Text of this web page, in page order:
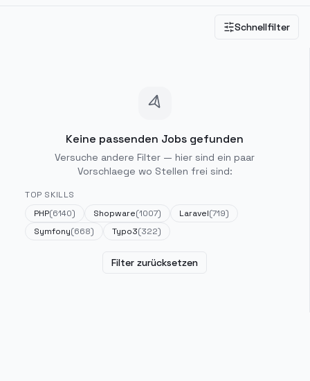
Schnellfilter
Keine passenden Jobs gefunden
Versuche andere Filter — hier sind ein paar
Vorschlaege wo Stellen frei sind:
TOP SKILLS
PHP(6140) Shopware(1007) Laravel(719)
Symfony(668) Typo3(322)
Filter zurücksetzen